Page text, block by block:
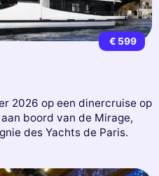
€ 599
2026 op een dinercruise op
boord van de Mirage,
des Yachts de Paris.